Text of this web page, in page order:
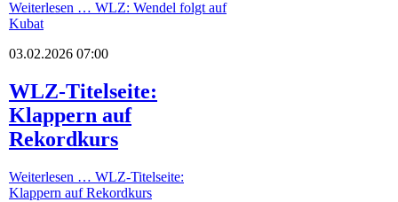
Weiterlesen … WLZ: Wendel folgt auf
Kubat
03.02.2026 07:00
WLZ-Titelseite:
Klappern auf
Rekordkurs
Weiterlesen … WLZ-Titelseite:
Klappern auf Rekordkurs